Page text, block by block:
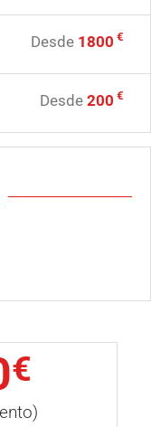
Desde 1800 €
Desde 200 €
€